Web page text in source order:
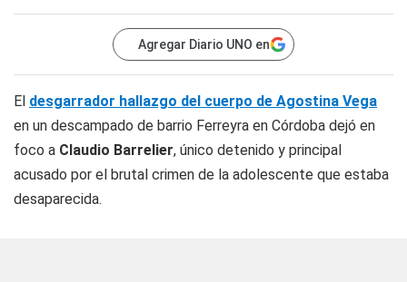
Agregar Diario UNO en
El desgarrador hallazgo del cuerpo de Agostina Vega
en un descampado de barrio Ferreyra en Córdoba dejó en
foco a Claudio Barrelier, único detenido y principal
acusado por el brutal crimen de la adolescente que estaba
desaparecida.